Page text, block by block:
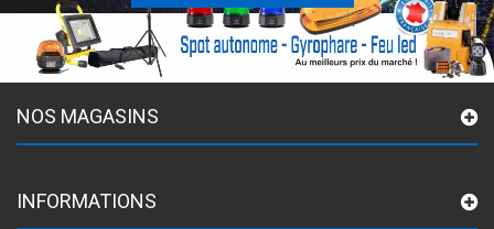
NOS MAGASINS
INFORMATIONS